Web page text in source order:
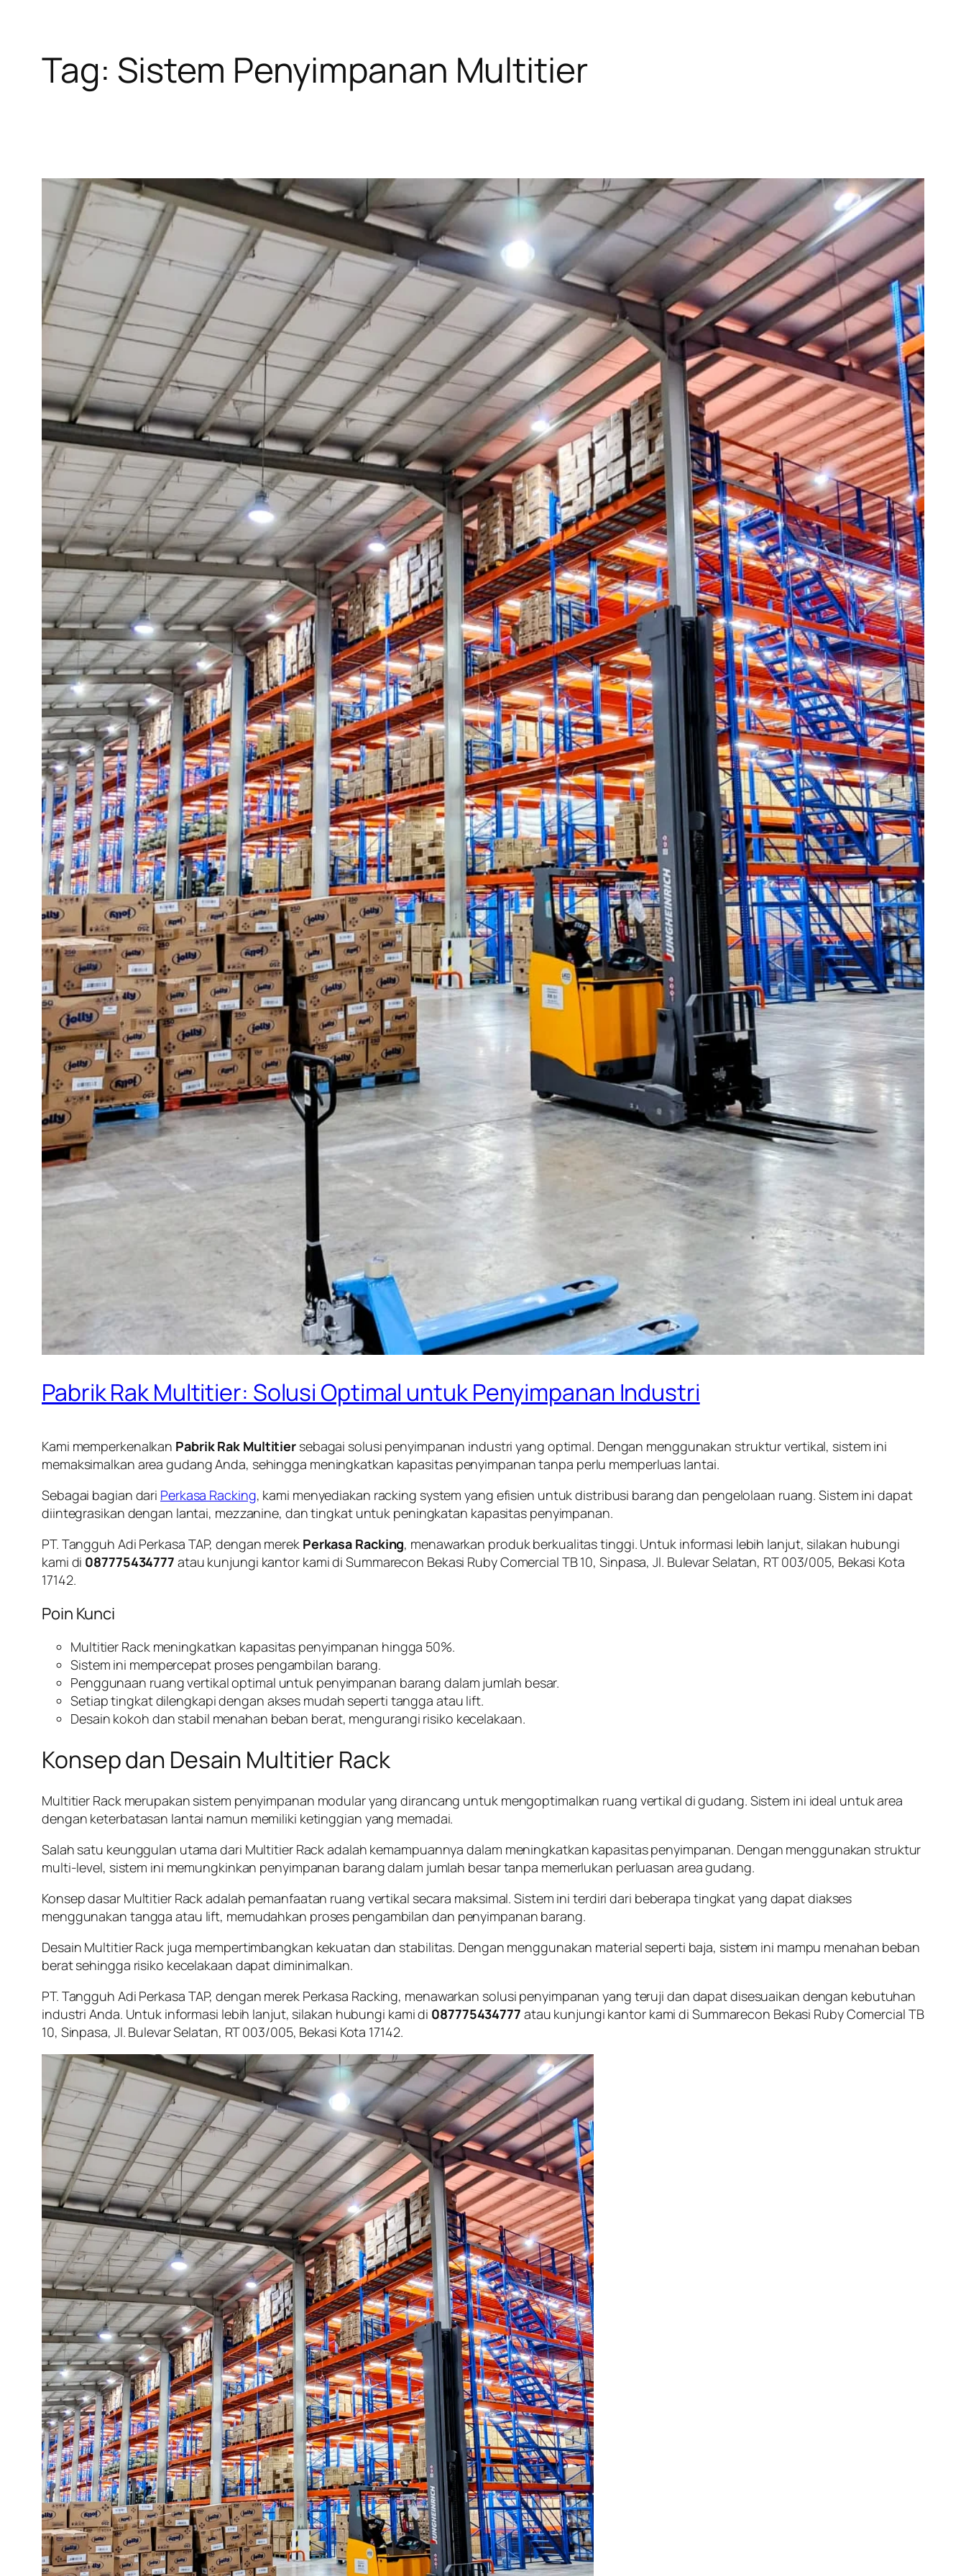
Tag: Sistem Penyimpanan Multitier
Pabrik Rak Multitier: Solusi Optimal untuk Penyimpanan Industri
Kami memperkenalkan Pabrik Rak Multitier sebagai solusi penyimpanan industri yang optimal. Dengan menggunakan struktur vertikal, sistem ini
memaksimalkan area gudang Anda, sehingga meningkatkan kapasitas penyimpanan tanpa perlu memperluas lantai.
Sebagai bagian dari Perkasa Racking, kami menyediakan racking system yang efisien untuk distribusi barang dan pengelolaan ruang. Sistem ini dapat
diintegrasikan dengan lantai, mezzanine, dan tingkat untuk peningkatan kapasitas penyimpanan.
PT. Tangguh Adi Perkasa TAP, dengan merek Perkasa Racking, menawarkan produk berkualitas tinggi. Untuk informasi lebih lanjut, silakan hubungi
kami di 087775434777 atau kunjungi kantor kami di Summarecon Bekasi Ruby Comercial TB 10, Sinpasa, Jl. Bulevar Selatan, RT 003/005, Bekasi Kota
17142.
Poin Kunci
Multitier Rack meningkatkan kapasitas penyimpanan hingga 50%.
Sistem ini mempercepat proses pengambilan barang.
Penggunaan ruang vertikal optimal untuk penyimpanan barang dalam jumlah besar.
Setiap tingkat dilengkapi dengan akses mudah seperti tangga atau lift.
Desain kokoh dan stabil menahan beban berat, mengurangi risiko kecelakaan.
Konsep dan Desain Multitier Rack
Multitier Rack merupakan sistem penyimpanan modular yang dirancang untuk mengoptimalkan ruang vertikal di gudang. Sistem ini ideal untuk area
dengan keterbatasan lantai namun memiliki ketinggian yang memadai.
Salah satu keunggulan utama dari Multitier Rack adalah kemampuannya dalam meningkatkan kapasitas penyimpanan. Dengan menggunakan struktur
multi-level, sistem ini memungkinkan penyimpanan barang dalam jumlah besar tanpa memerlukan perluasan area gudang.
Konsep dasar Multitier Rack adalah pemanfaatan ruang vertikal secara maksimal. Sistem ini terdiri dari beberapa tingkat yang dapat diakses
menggunakan tangga atau lift, memudahkan proses pengambilan dan penyimpanan barang.
Desain Multitier Rack juga mempertimbangkan kekuatan dan stabilitas. Dengan menggunakan material seperti baja, sistem ini mampu menahan beban
berat sehingga risiko kecelakaan dapat diminimalkan.
PT. Tangguh Adi Perkasa TAP, dengan merek Perkasa Racking, menawarkan solusi penyimpanan yang teruji dan dapat disesuaikan dengan kebutuhan
industri Anda. Untuk informasi lebih lanjut, silakan hubungi kami di 087775434777 atau kunjungi kantor kami di Summarecon Bekasi Ruby Comercial TB
10, Sinpasa, Jl. Bulevar Selatan, RT 003/005, Bekasi Kota 17142.